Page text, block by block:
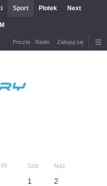
Sport Plotek Next
Poczta Radio Zaloguj się
Pt Sob Ndz
1 2